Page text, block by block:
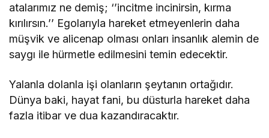
atalarımız ne demiş; ‘’incitme incinirsin, kırma
kırılırsın.’’ Egolarıyla hareket etmeyenlerin daha
müşvik ve alicenap olması onları insanlık alemin de
saygı ile hürmetle edilmesini temin edecektir.
Yalanla dolanla işi olanların şeytanın ortağıdır.
Dünya baki, hayat fani, bu düsturla hareket daha
fazla itibar ve dua kazandıracaktır.